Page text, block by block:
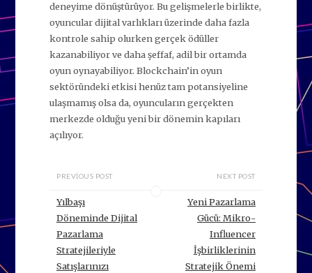
deneyime dönüştürüyor. Bu gelişmelerle birlikte,
oyuncular dijital varlıkları üzerinde daha fazla
kontrole sahip olurken gerçek ödüller
kazanabiliyor ve daha şeffaf, adil bir ortamda
oyun oynayabiliyor. Blockchain’in oyun
sektöründeki etkisi henüz tam potansiyeline
ulaşmamış olsa da, oyuncuların gerçekten
merkezde olduğu yeni bir dönemin kapıları
açılıyor.
PREVIOUS POST
Yılbaşı
Döneminde Dijital
Pazarlama
Stratejileriyle
Satışlarınızı
NEXT POST
Yeni Pazarlama
Gücü: Mikro-
Influencer
İşbirliklerinin
Stratejik Önemi